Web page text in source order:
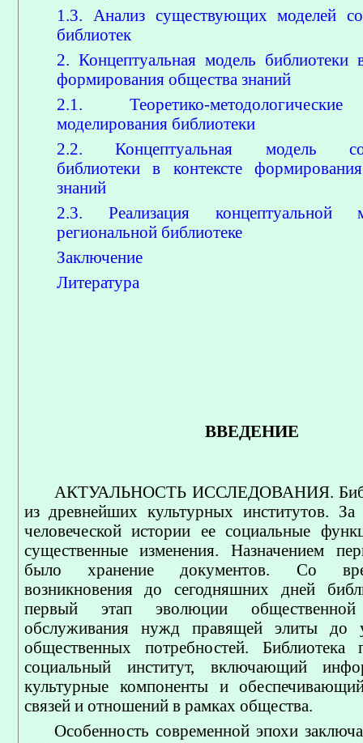
1.3. Анализ существующих моделей
библиотек
2. Концептуальная модель библиотеки
формирования общества знаний
2.1. Теоретико-
моделирования библиотеки
2.2. Концептуальная модель
библиотеки в контексте
знаний
2.3. Реализация концептуальной
региональной библиотеке
Заключение
Литература
ВВЕДЕНИЕ
АКТУАЛЬНОСТЬ ИССЛЕДОВАНИЯ.
из древнейших культурных институтов.
человеческой истории ее социальные
существенные изменения. Назначением
было хранение документов. Со
возникновения до сегодняшних дней
первый этап эволюции
обслуживания нужд правящей элиты до
общественных потребностей. Библиотека
социальный институт, включающий
культурные компоненты и
связей и отношений в рамках общества.
Особенность современной эпохи